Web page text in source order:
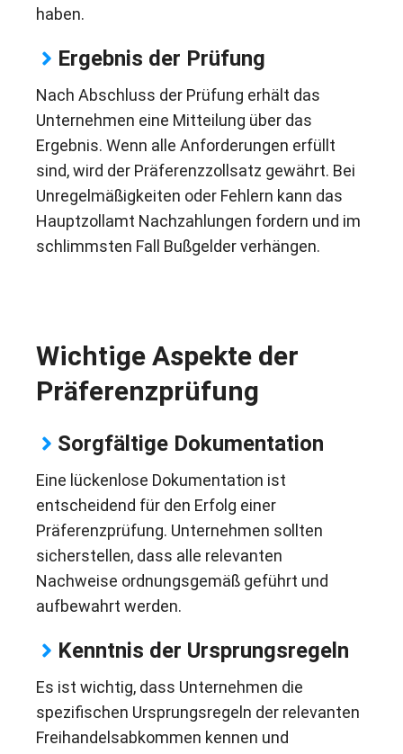
haben.
Ergebnis der Prüfung
Nach Abschluss der Prüfung erhält das
Unternehmen eine Mitteilung über das
Ergebnis. Wenn alle Anforderungen erfüllt
sind, wird der Präferenzzollsatz gewährt. Bei
Unregelmäßigkeiten oder Fehlern kann das
Hauptzollamt Nachzahlungen fordern und im
schlimmsten Fall Bußgelder verhängen.
Wichtige Aspekte der
Präferenzprüfung
Sorgfältige Dokumentation
Eine lückenlose Dokumentation ist
entscheidend für den Erfolg einer
Präferenzprüfung. Unternehmen sollten
sicherstellen, dass alle relevanten
Nachweise ordnungsgemäß geführt und
aufbewahrt werden.
Kenntnis der Ursprungsregeln
Es ist wichtig, dass Unternehmen die
spezifischen Ursprungsregeln der relevanten
Freihandelsabkommen kennen und